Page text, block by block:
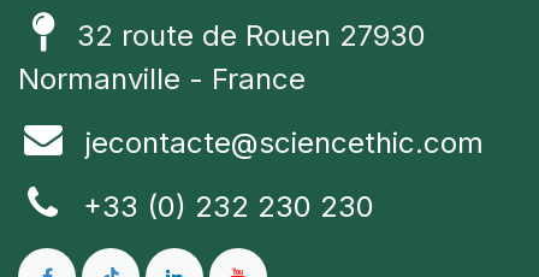
32 route de Rouen 27930
Normanville - France
jecontacte@sciencethic.com
+33 (0) 232 230 230